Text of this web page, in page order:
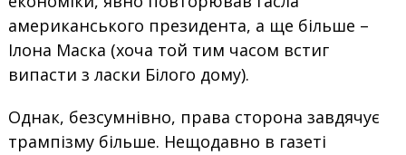
американського президента, а ще більше –
Ілона Маска (хоча той тим часом встиг
випасти з ласки Білого дому).
Однак, безсумнівно, права сторона завдячує
трампізму більше. Нещодавно в газеті